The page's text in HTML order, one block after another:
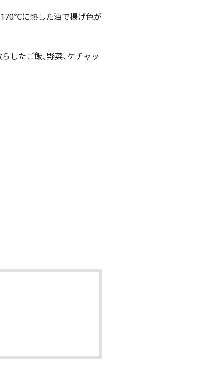
に熱した油で揚げ色が
したご飯、野菜、ケチャッ